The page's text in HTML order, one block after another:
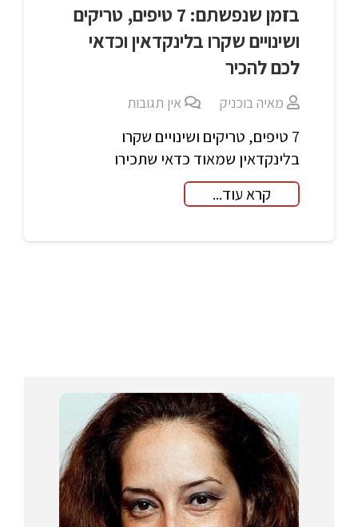
בזמן שנפשתם: 7 טיפים, טריקים
ושינויים שקרו בלינקדאין וכדאי
לכם להכיר
מאיה בוכניק אין תגובות
7 טיפים, טריקים ושינויים שקרו
בלינקדאין שמאוד כדאי שתכירו
קרא עוד...